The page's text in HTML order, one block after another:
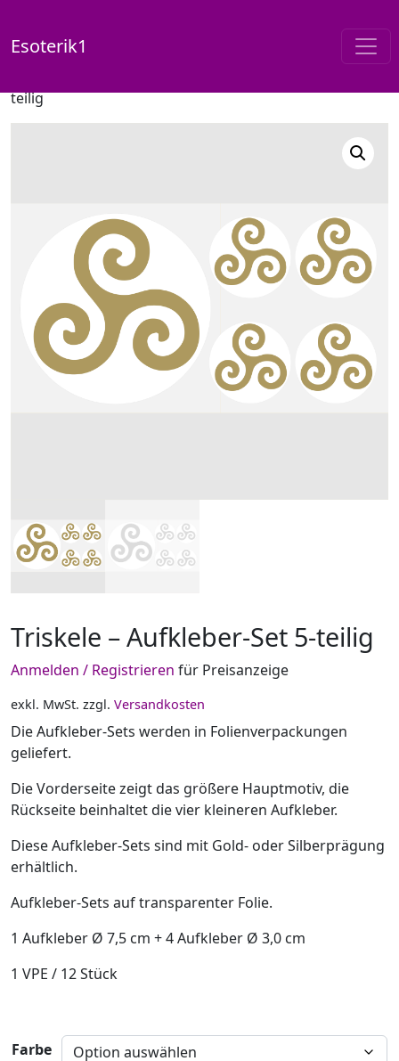
Esoterik1
teilig
Triskele – Aufkleber-Set 5-teilig
Anmelden / Registrieren für Preisanzeige
exkl. MwSt. zzgl. Versandkosten
Die Aufkleber-Sets werden in Folienverpackungen
geliefert.
Die Vorderseite zeigt das größere Hauptmotiv, die
Rückseite beinhaltet die vier kleineren Aufkleber.
Diese Aufkleber-Sets sind mit Gold- oder Silberprägung
erhältlich.
Aufkleber-Sets auf transparenter Folie.
1 Aufkleber Ø 7,5 cm + 4 Aufkleber Ø 3,0 cm
1 VPE / 12 Stück
Farbe